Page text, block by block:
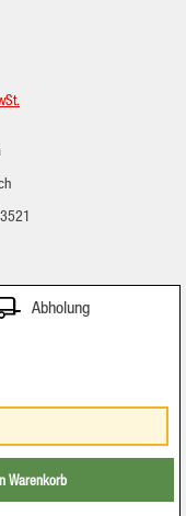
Abholung
Wert ein
Warenkorb